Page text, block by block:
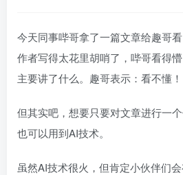
今天同事哔哥拿了一篇文章给趣哥看
作者写得太花里胡哨了，哔哥看得
主要讲了什么。趣哥表示：看不懂！
但其实吧，想要只要对文章进行一
也可以用到AI技术。
虽然AI技术很火，但肯定小伙伴们